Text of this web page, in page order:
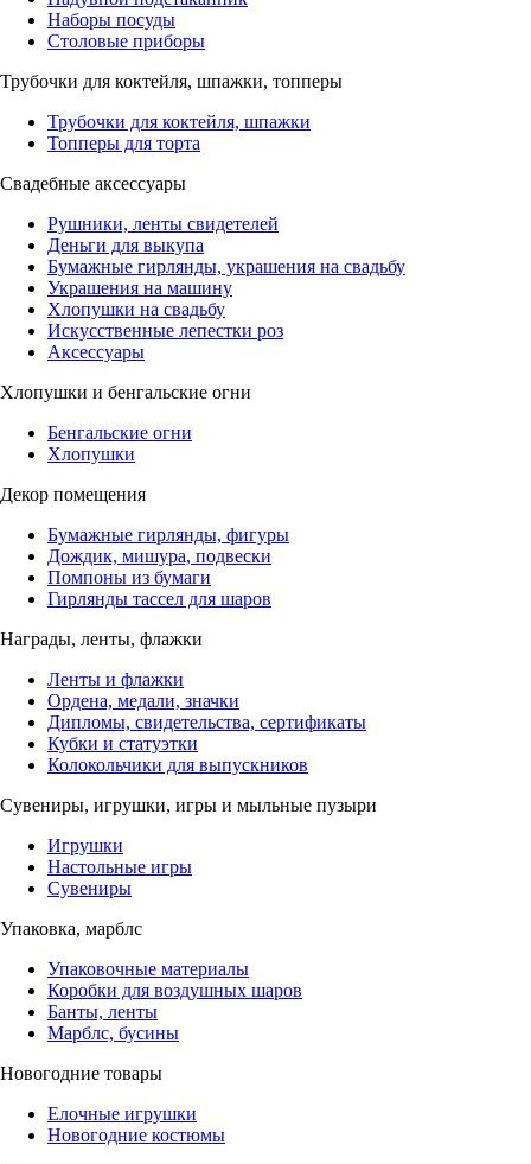
Наборы посуды
Столовые приборы
Трубочки для коктейля, шпажки, топперы
Трубочки для коктейля, шпажки
Топперы для торта
Свадебные аксессуары
Рушники, ленты свидетелей
Деньги для выкупа
Бумажные гирлянды, украшения на свадьбу
Украшения на машину
Хлопушки на свадьбу
Искусственные лепестки роз
Аксессуары
Хлопушки и бенгальские огни
Бенгальские огни
Хлопушки
Декор помещения
Бумажные гирлянды, фигуры
Дождик, мишура, подвески
Помпоны из бумаги
Гирлянды тассел для шаров
Награды, ленты, флажки
Ленты и флажки
Ордена, медали, значки
Дипломы, свидетельства, сертификаты
Кубки и статуэтки
Колокольчики для выпускников
Сувениры, игрушки, игры и мыльные пузыри
Игрушки
Настольные игры
Сувениры
Упаковка, марблс
Упаковочные материалы
Коробки для воздушных шаров
Банты, ленты
Марблс, бусины
Новогодние товары
Елочные игрушки
Новогодние костюмы